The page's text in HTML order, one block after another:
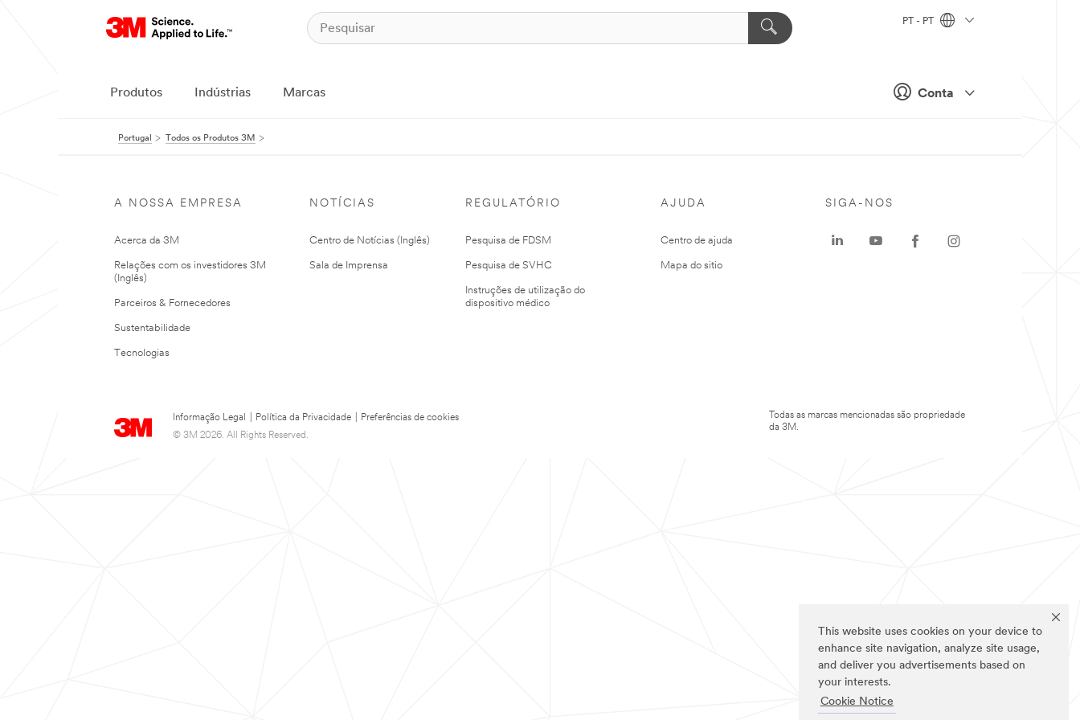
This website uses cookies on your device to
enhance site navigation, analyze site usage,
and deliver you advertisements based on
your interests.
Cookie Notice
Conta
PT - PT
Produtos Indústrias Marcas
Portugal Todos os Produtos 3M
A NOSSA EMPRESA
Acerca da 3M
Relações com os investidores 3M
(Inglês)
Parceiros & Fornecedores
Sustentabilidade
Tecnologias
NOTÍCIAS
Centro de Notícias (Inglês)
Sala de Imprensa
REGULATÓRIO
Pesquisa de FDSM
Pesquisa de SVHC
Instruções de utilização do
dispositivo médico
AJUDA
Centro de ajuda
Mapa do sitio
Informação Legal Política da Privacidade
Preferências de cookies
© 3M 2026. All Rights Reserved.
SIGA-NOS
Todas as marcas mencionadas são propriedade
da 3M.